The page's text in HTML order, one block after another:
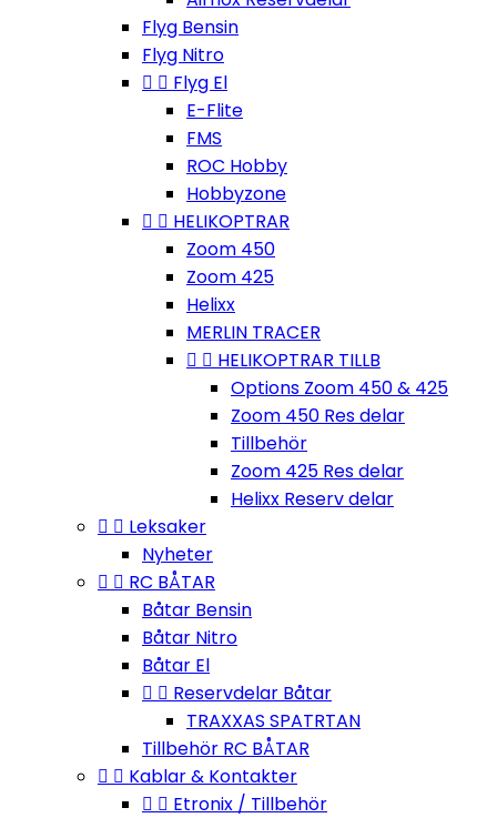
Flyg Bensin
Flyg Nitro
  Flyg El
E-Flite
FMS
ROC Hobby
Hobbyzone
  HELIKOPTRAR
Zoom 450
Zoom 425
Helixx
MERLIN TRACER
  HELIKOPTRAR TILLB
Options Zoom 450 & 425
Zoom 450 Res delar
Tillbehör
Zoom 425 Res delar
Helixx Reserv delar
  Leksaker
Nyheter
  RC BÅTAR
Båtar Bensin
Båtar Nitro
Båtar El
  Reservdelar Båtar
TRAXXAS SPATRTAN
Tillbehör RC BÅTAR
  Kablar & Kontakter
  Etronix / Tillbehör